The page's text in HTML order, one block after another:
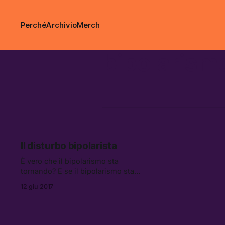
PerchéArchivioMerch
Il disturbo bipolarista
È vero che il bipolarismo sta
tornando? E se il bipolarismo sta
Italia e Partito democratico?
12 giu 2017